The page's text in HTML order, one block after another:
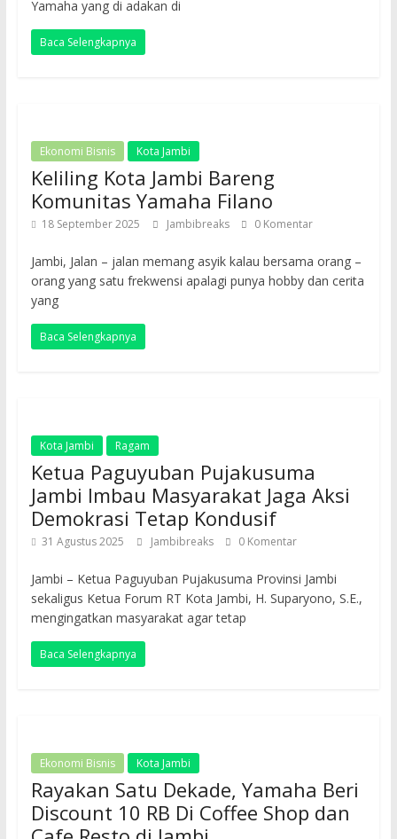
Yamaha yang di adakan di
Baca Selengkapnya
Ekonomi Bisnis Kota Jambi
Keliling Kota Jambi Bareng
Komunitas Yamaha Filano
18 September 2025 Jambibreaks 0 Komentar
Jambi, Jalan – jalan memang asyik kalau bersama orang –
orang yang satu frekwensi apalagi punya hobby dan cerita
yang
Baca Selengkapnya
Kota Jambi Ragam
Ketua Paguyuban Pujakusuma
Jambi Imbau Masyarakat Jaga Aksi
Demokrasi Tetap Kondusif
31 Agustus 2025 Jambibreaks 0 Komentar
Jambi – Ketua Paguyuban Pujakusuma Provinsi Jambi
sekaligus Ketua Forum RT Kota Jambi, H. Suparyono, S.E.,
mengingatkan masyarakat agar tetap
Baca Selengkapnya
Ekonomi Bisnis Kota Jambi
Rayakan Satu Dekade, Yamaha Beri
Discount 10 RB Di Coffee Shop dan